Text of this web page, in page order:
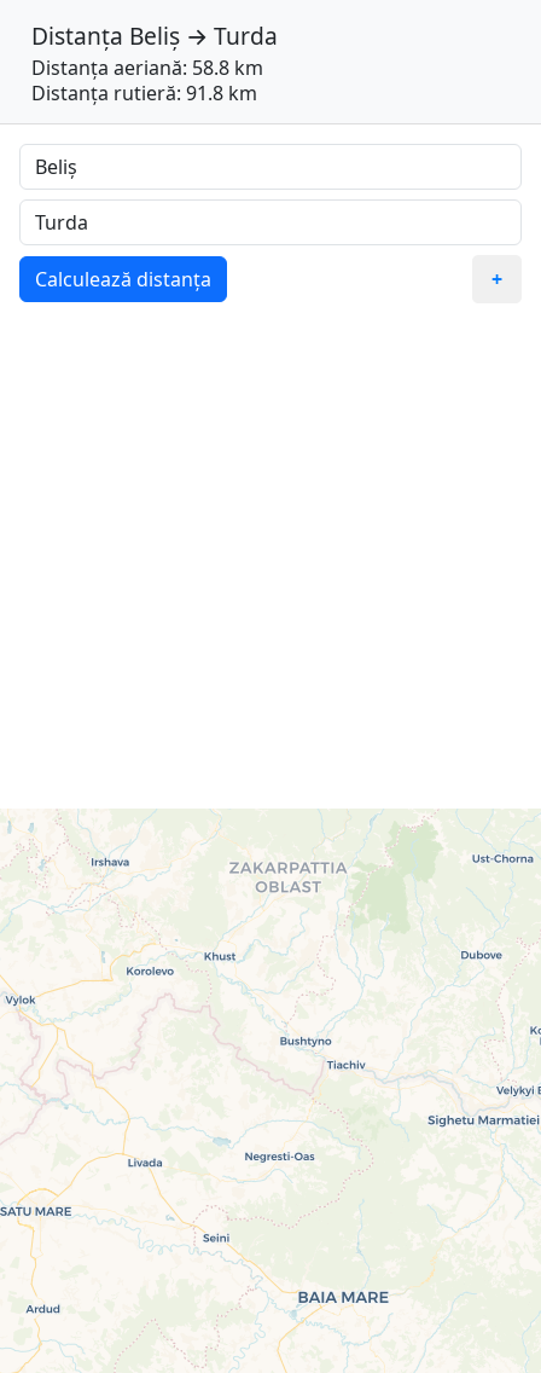
Distanța Beliș → Turda
Distanța aeriană: 58.8 km
Distanța rutieră: 91.8 km
Calculează distanța +